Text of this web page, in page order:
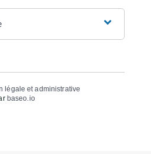
légale et administrative
baseo.io